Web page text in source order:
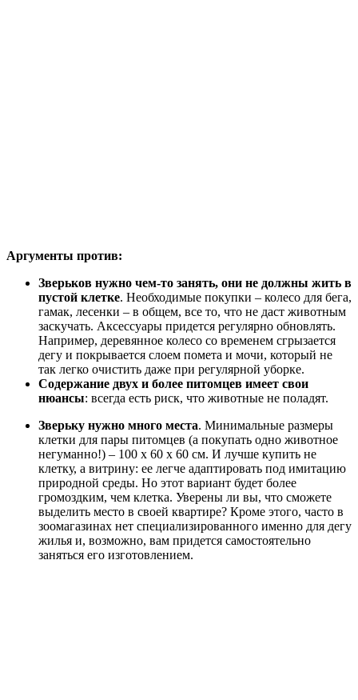
Аргументы против:
Зверьков нужно чем-то занять, они не должны жить в
пустой клетке. Необходимые покупки – колесо для бега,
гамак, лесенки – в общем, все то, что не даст животным
заскучать. Аксессуары придется регулярно обновлять.
Например, деревянное колесо со временем сгрызается
дегу и покрывается слоем помета и мочи, который не
так легко очистить даже при регулярной уборке.
Содержание двух и более питомцев имеет свои
нюансы: всегда есть риск, что животные не поладят.
Зверьку нужно много места. Минимальные размеры
клетки для пары питомцев (а покупать одно животное
негуманно!) – 100 x 60 x 60 см. И лучше купить не
клетку, а витрину: ее легче адаптировать под имитацию
природной среды. Но этот вариант будет более
громоздким, чем клетка. Уверены ли вы, что сможете
выделить место в своей квартире? Кроме этого, часто в
зоомагазинах нет специализированного именно для дегу
жилья и, возможно, вам придется самостоятельно
заняться его изготовлением.